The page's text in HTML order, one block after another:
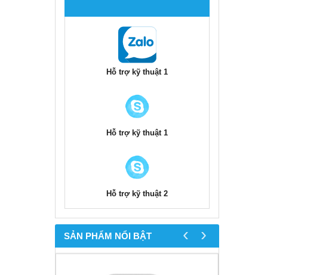
Hỗ trợ kỹ thuật 1
Hỗ trợ kỹ thuật 1
Hỗ trợ kỹ thuật 2
SẢN PHẨM NỔI BẬT ‹ ›